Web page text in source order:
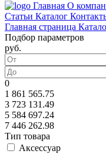
Главная О
Статьи Каталог
Главная страница
Подбор параметров
руб.
0
1 861 565.75
3 723 131.49
5 584 697.24
7 446 262.98
Тип товара
Аксессуар